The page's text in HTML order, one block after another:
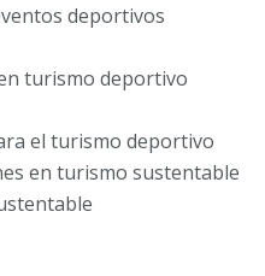
deportivos
turismo deportivo
el turismo deportivo
en turismo sustentable